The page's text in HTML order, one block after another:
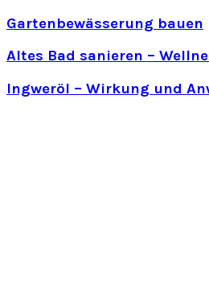
Gartenbewässerung bauen
Altes Bad sanieren –
Ingweröl – Wirkung und